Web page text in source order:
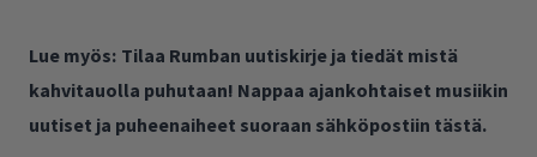
Lue myös: Tilaa Rumban uutiskirje ja tiedät mistä
kahvitauolla puhutaan! Nappaa ajankohtaiset musiikin
uutiset ja puheenaiheet suoraan sähköpostiin tästä.